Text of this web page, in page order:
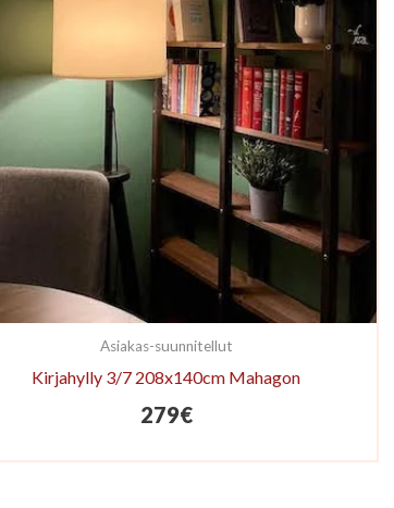
Asiakas-suunnitellut
Kirjahylly 3/7 208x140cm Mahagon
279€